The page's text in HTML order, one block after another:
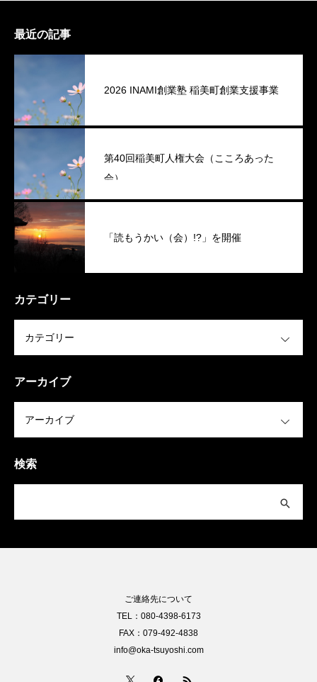
最近の記事
2026 INAMI創業塾 稲美町創業支援事業
第40回稲美町人権大会（こころあった
会）
「読もうかい（会）!?」を開催
カテゴリー
アーカイブ
検索
ご連絡先について
TEL：080-4398-6173
FAX：079-492-4838
info@oka-tsuyoshi.com